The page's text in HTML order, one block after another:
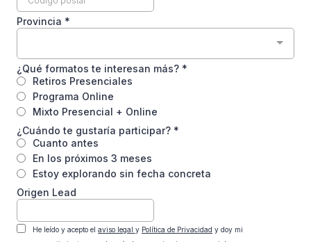
Provincia *
¿Qué formatos te interesan más? *
Retiros Presenciales
Programa Online
Mixto Presencial + Online
¿Cuándo te gustaría participar? *
Cuanto antes
En los próximos 3 meses
Estoy explorando sin fecha concreta
Origen Lead
He leído y acepto el aviso legal y Política de Privacidad y doy mi